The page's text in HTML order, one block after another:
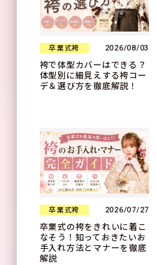
卒業式袴 2026/08/03
袴で体型カバーはできる？
体型別に細見えする袴コー
デ＆選び方を徹底解説！
卒業式袴 2026/07/27
卒業式の袴をきれいに着こ
なそう！知っておきたいお
手入れ方法とマナーを徹底
解説